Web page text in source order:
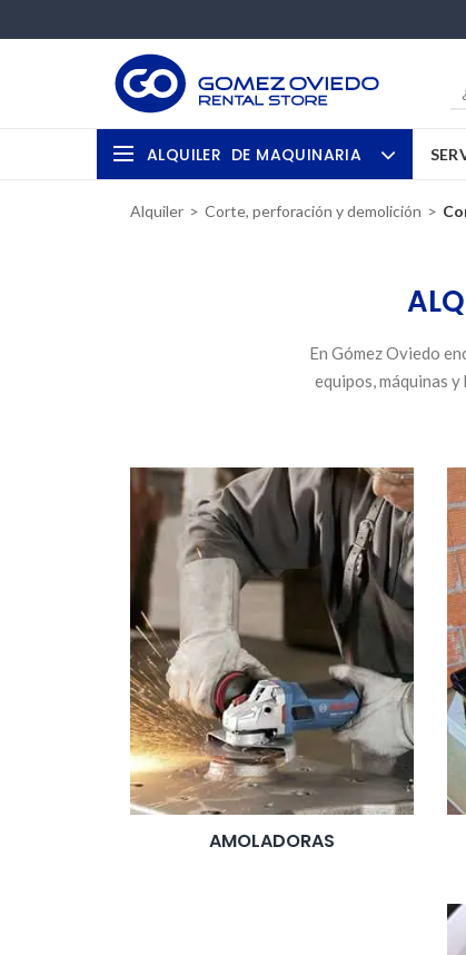
ALQUILER DE MAQUINARIA
Alquiler Corte, perforación y demolición
En Gómez Oviedo
equipos, máquinas
AMOLADORAS